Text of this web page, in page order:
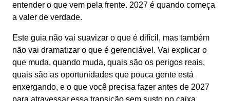
entender o que vem pela frente. 2027 é quando começa
a valer de verdade.
Este guia não vai suavizar o que é difícil, mas também
não vai dramatizar o que é gerenciável. Vai explicar o
que muda, quando muda, quais são os perigos reais,
quais são as oportunidades que pouca gente está
enxergando, e o que você precisa fazer antes de 2027
para atravessar essa transição sem susto no caixa.